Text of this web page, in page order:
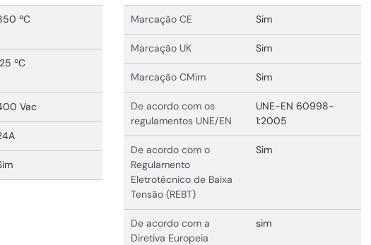
ºC
ºC
Vac
Marcação CE Sim
Marcação UK Sim
Marcação CMim Sim
De acordo com os
regulamentos UNE/EN
UNE-EN 60998-
1:2005
De acordo com o
Regulamento
Eletrotécnico de Baixa
Tensão (REBT)
Sim
De acordo com a
Diretiva Europeia
sim